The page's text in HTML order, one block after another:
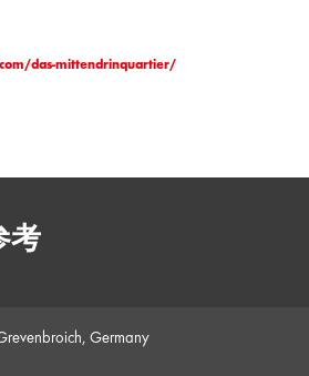
das-mittendrinquartier/
考
Germany